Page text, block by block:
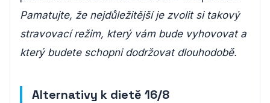
Pamatujte, že nejdůležitější je zvolit si takový
stravovací režim, který vám bude vyhovovat a
který budete schopni dodržovat dlouhodobě.
Alternativy k dietě 16/8